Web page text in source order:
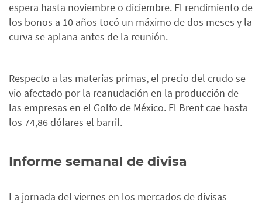
espera hasta noviembre o diciembre. El rendimiento de
los bonos a 10 años tocó un máximo de dos meses y la
curva se aplana antes de la reunión.
Respecto a las materias primas, el precio del crudo se
vio afectado por la reanudación en la producción de
las empresas en el Golfo de México. El Brent cae hasta
los 74,86 dólares el barril.
Informe semanal de divisa
La jornada del viernes en los mercados de divisas